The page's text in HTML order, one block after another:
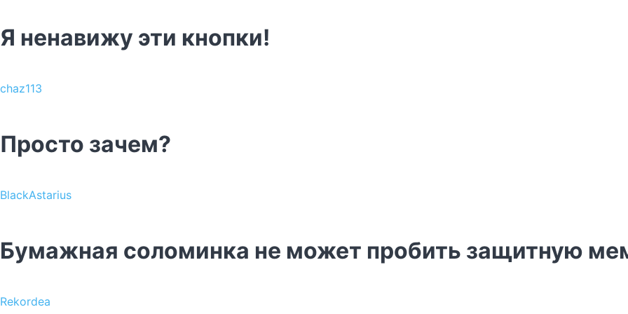
Я ненавижу эти кнопки!
chaz113
Просто зачем?
BlackAstarius
Бумажная соломинка не может пробить защитную
Rekordea